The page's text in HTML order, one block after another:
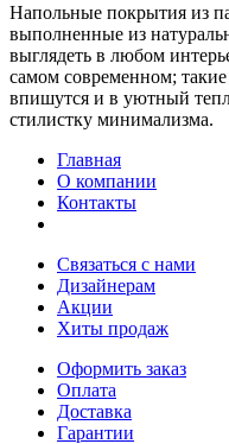
Напольные покрытия из
выполненные из
выглядеть в любом
самом современном;
впишутся и в уютный
стилистку минимализма.
Главная
О компании
Контакты
Связаться с нами
Дизайнерам
Акции
Хиты продаж
Оформить заказ
Оплата
Доставка
Гарантии